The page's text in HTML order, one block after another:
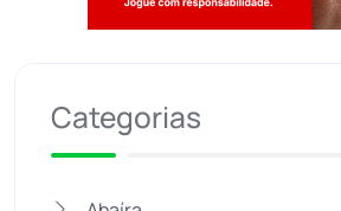
Categorias